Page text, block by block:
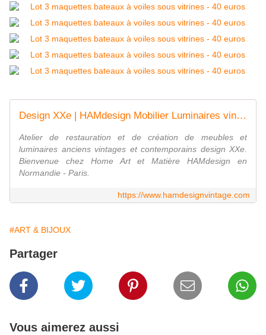
Design XXe | HAMdesign Mobilier Luminaires vintages
Atelier de restauration et de création de meubles et
luminaires anciens vintages et contemporains design XXe.
Bienvenue chez Home Art et Matière HAMdesign en
Normandie - Paris.
https://www.hamdesignvintage.com
#ART & BIJOUX
Partager
Vous aimerez aussi